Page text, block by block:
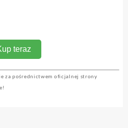
zł. teraz
za pośrednictwem oficjalnej strony